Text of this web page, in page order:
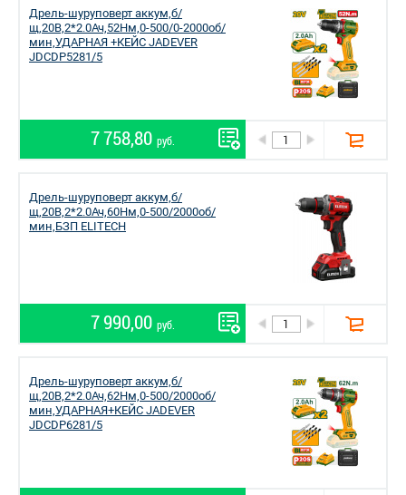
Дрель-шуруповерт аккум,б/
щ,20В,2*2.0Ач,52Нм,0-500/0-2000об/
мин,УДАРНАЯ +КЕЙС JADEVER
JDCDP5281/5
7 758,80 руб.
Дрель-шуруповерт аккум,б/
щ,20В,2*2.0Ач,60Нм,0-500/2000об/
мин,БЗП ELITECH
7 990,00 руб.
Дрель-шуруповерт аккум,б/
щ,20В,2*2.0Ач,62Нм,0-500/2000об/
мин,УДАРНАЯ+КЕЙС JADEVER
JDCDP6281/5